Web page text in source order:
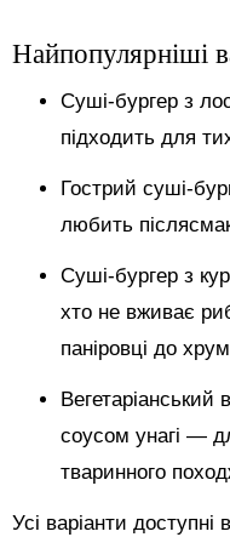
Найпопулярніші
Суші-бургер з
підходить для
Гострий суші-
любить
Суші-бургер з
хто не вживає
паніровці до
Вегетаріанський
соусом унагі —
тваринного
Усі варіанти